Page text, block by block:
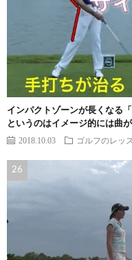
インパクトゾーンが長くなる
というのはイメージ的には曲
2018.10.03 ゴルフのレッ